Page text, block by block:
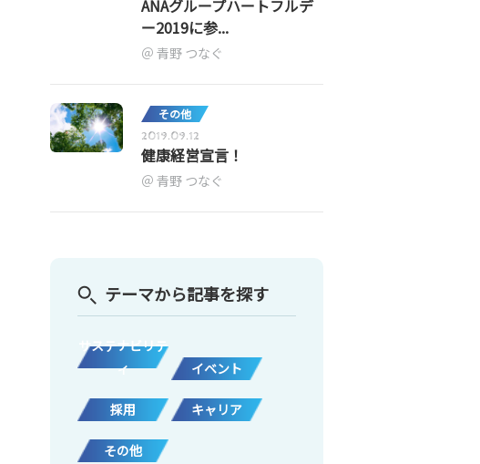
ANAグループハートフルデ
ー2019に参...
青野 つなぐ
その他
2019.09.12
健康経営宣言！
青野 つなぐ
テーマから記事を探す
サステナビリテ
ィ
イベント
採用 キャリア
その他